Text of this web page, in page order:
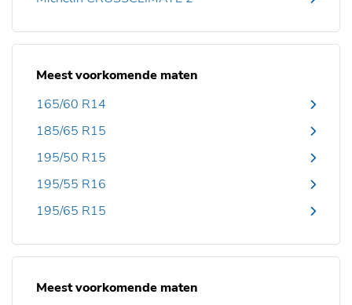
Meest voorkomende maten
165/60 R14
185/65 R15
195/50 R15
195/55 R16
195/65 R15
Meest voorkomende maten